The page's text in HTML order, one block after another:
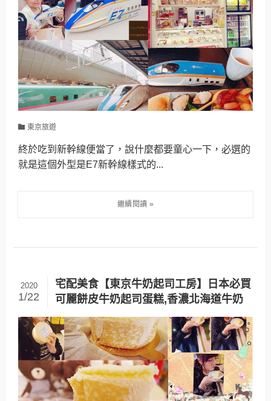
東京旅遊
終於吃到新幹線便當了，說什麼都要童心一下，必選的
就是這個外型是E7新幹線樣式的...
宅配美食【東京牛奶起司工房】日本必買
可麗餅皮牛奶起司蛋糕,香濃北海道牛奶
2020
1/22